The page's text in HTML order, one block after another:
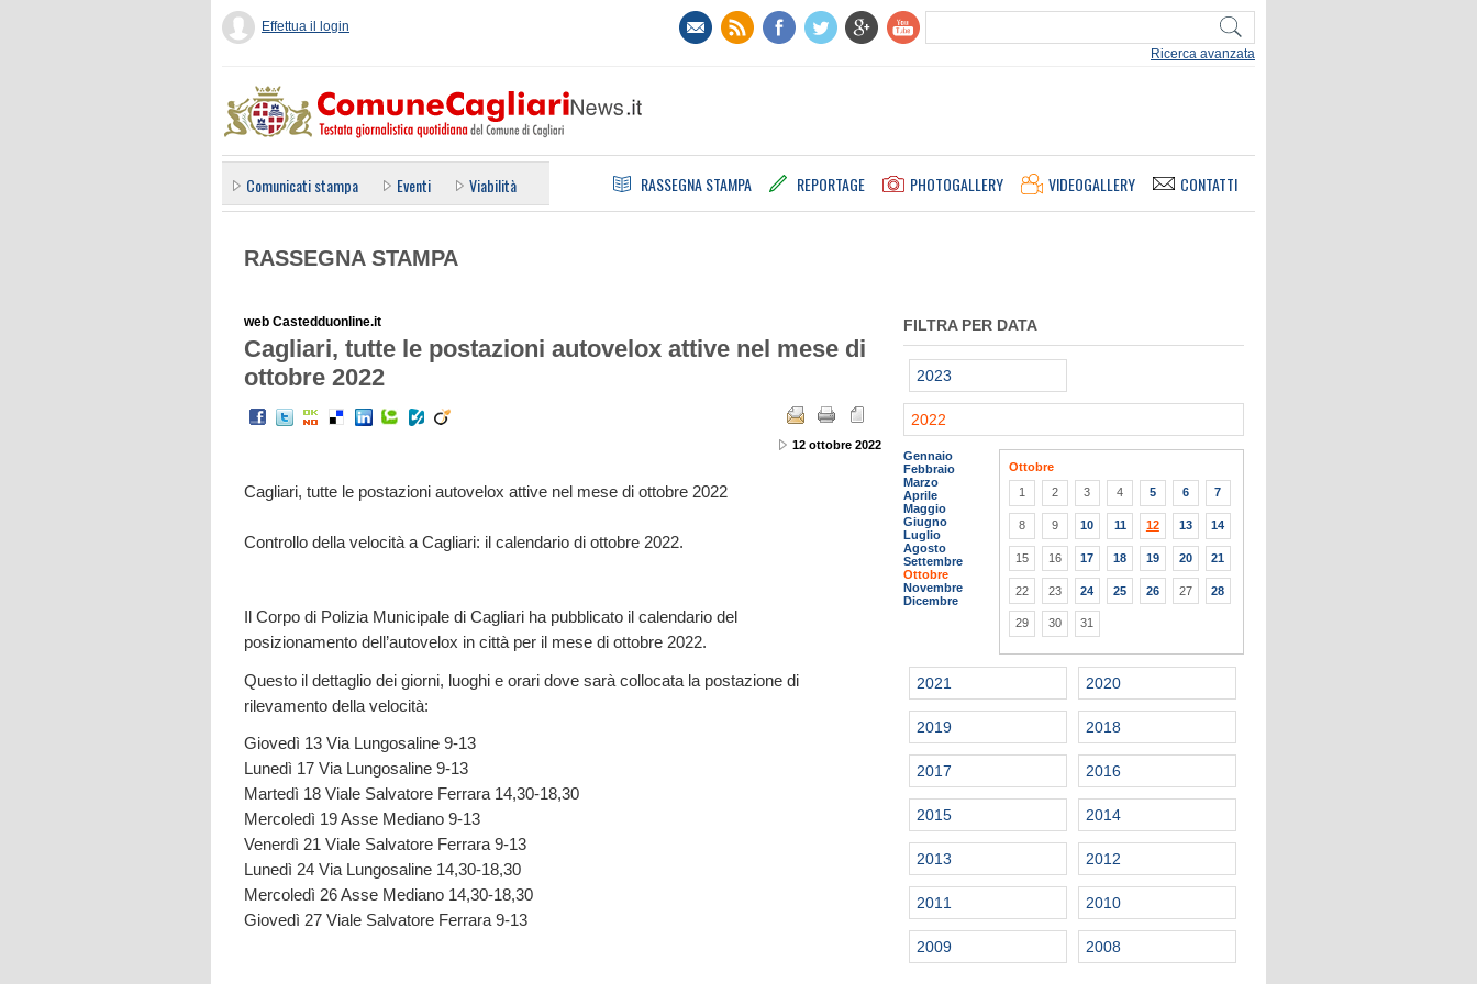
Ricerca avanzata
Effettua il login
Comunicati stampa Eventi Viabilità RASSEGNA STAMPA REPORTAGE PHOTOGALLERY VIDEOGALLERY CONTATTI
RASSEGNA STAMPA
web Castedduonline.it
Cagliari, tutte le postazioni autovelox attive nel mese di
ottobre 2022
12 ottobre 2022
Cagliari, tutte le postazioni autovelox attive nel mese di ottobre 2022
Controllo della velocità a Cagliari: il calendario di ottobre 2022.
Il Corpo di Polizia Municipale di Cagliari ha pubblicato il calendario del
posizionamento dell’autovelox in città per il mese di ottobre 2022.
Questo il dettaglio dei giorni, luoghi e orari dove sarà collocata la postazione di
rilevamento della velocità:
Giovedì 13 Via Lungosaline 9-13
Lunedì 17 Via Lungosaline 9-13
Martedì 18 Viale Salvatore Ferrara 14,30-18,30
Mercoledì 19 Asse Mediano 9-13
Venerdì 21 Viale Salvatore Ferrara 9-13
Lunedì 24 Via Lungosaline 14,30-18,30
Mercoledì 26 Asse Mediano 14,30-18,30
Giovedì 27 Viale Salvatore Ferrara 9-13
FILTRA PER DATA
2023
2022
Gennaio
Febbraio
Marzo
Aprile
Maggio
Giugno
Luglio
Agosto
Settembre
Ottobre
Novembre
Dicembre
Ottobre
1
2 3 4 5 6 7
8 9 10 11 12 13 14
15 16 17 18 19 20 21
22 23 24 25 26 27 28
29 30 31
2021 2020
2019 2018
2017 2016
2015 2014
2013 2012
2011 2010
2009 2008